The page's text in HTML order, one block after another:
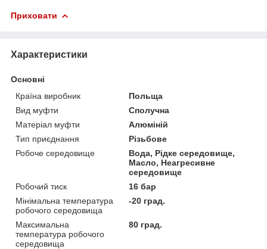
Приховати
Характеристики
Основні
Країна виробник
Польща
Вид муфти
Сполучна
Матеріал муфти
Алюміній
Тип приєднання
Різьбове
Робоче середовище
Вода, Рідке середовище,
Масло, Неагресивне
середовище
Робочий тиск
16 бар
Мінімальна температура
робочого середовища
-20 град.
Максимальна
температура робочого
середовища
80 град.